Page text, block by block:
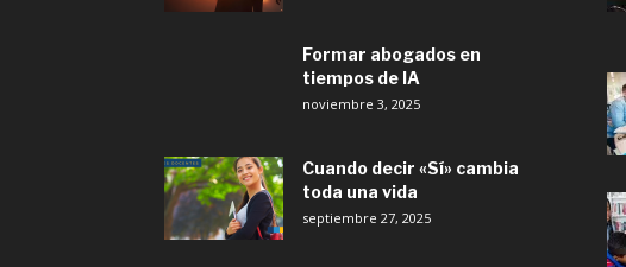
Formar abogados en
tiempos de IA
noviembre 3, 2025
Cuando decir «Sí» cambia
toda una vida
septiembre 27, 2025